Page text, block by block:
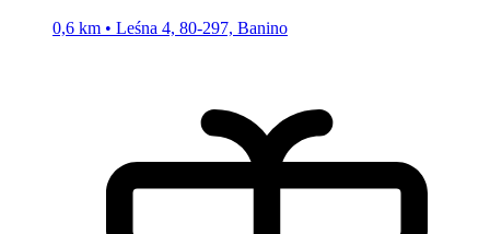
0,6 km • Leśna 4, 80-297, Banino